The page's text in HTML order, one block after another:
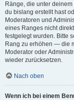
Ränge, die unter
du bislang erstellt hast
Moderatoren und
eines Ranges nicht
festgelegt wurden. Bitte
Rang zu erhöhen — die
Moderator oder
wieder zurücksetzen.
Nach oben
Wenn ich bei einem